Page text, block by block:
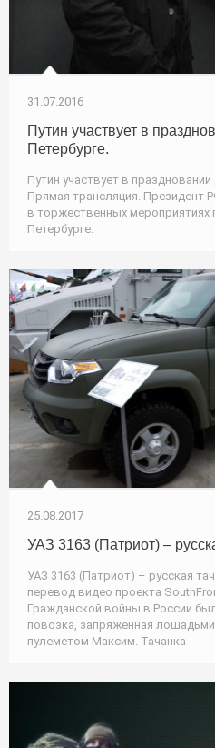
31.07.2016
Путин участвует в
Петербурге.
Путин участвует в
Прямая трансляция. Президент
в торжественных
Петербурге.
25.08.2017
УАЗ 3163 (Патриот) –
УАЗ 3163 (Патриот) – русская
перевод видео проекта
Гражданской войны в России
повозка, запряженная
пулеметом Максим. Тачанка